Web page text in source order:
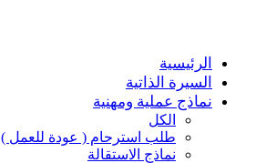
الرئيسية
السيرة الذاتية
نماذج عملية ومهنية
الكل
طلب استرحام ( عودة للعمل )
نماذج الاستقالة